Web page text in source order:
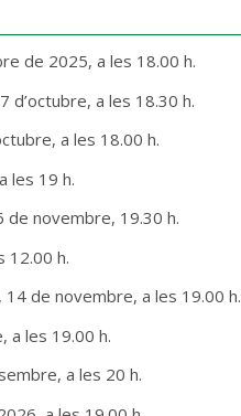
de 2025, a les 18.00 h.
d’octubre, a les 18.30 h.
a les 18.00 h.
les 19 h.
de novembre, 19.30 h.
12.00 h.
de novembre, a les 19.00 h.
a les 19.00 h.
a les 20 h.